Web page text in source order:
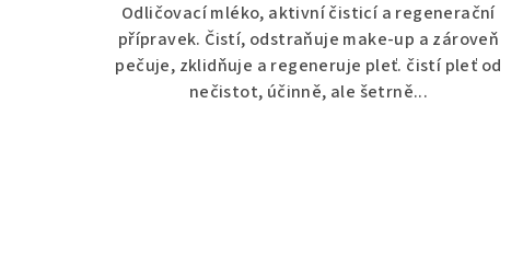
Odličovací mléko, aktivní čisticí a regenerační
přípravek. Čistí, odstraňuje make-up a zároveň
pečuje, zklidňuje a regeneruje pleť. čistí pleť od
nečistot, účinně, ale šetrně...